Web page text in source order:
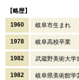
【略歴】
1960
岐阜市生まれ
1978 岐阜高校卒業
1982 武蔵野美術大学
1982 岐阜県美術館学